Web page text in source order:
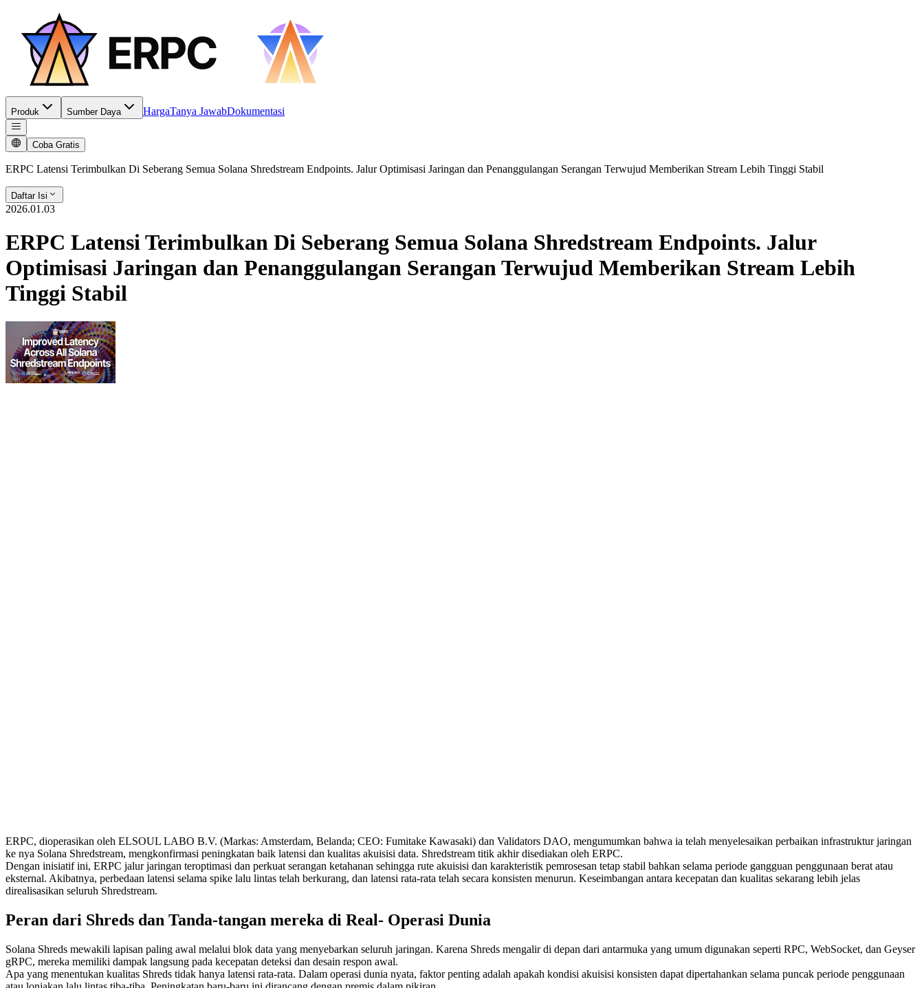
Produk Sumber Daya HargaTanya JawabDokumentasi
Coba Gratis
ERPC Latensi Terimbulkan Di Seberang Semua Solana Shredstream Endpoints. Jalur Optimisasi Jaringan dan Penanggulangan Serangan Terwujud Memberikan Stream Lebih Tinggi Stabil
Daftar Isi
2026.01.03
ERPC Latensi Terimbulkan Di Seberang Semua Solana Shredstream Endpoints. Jalur
Optimisasi Jaringan dan Penanggulangan Serangan Terwujud Memberikan Stream Lebih
Tinggi Stabil
ERPC, dioperasikan oleh ELSOUL LABO B.V. (Markas: Amsterdam, Belanda; CEO: Fumitake Kawasaki) dan Validators DAO, mengumumkan bahwa ia telah menyelesaikan perbaikan infrastruktur jaringan
ke nya Solana Shredstream, mengkonfirmasi peningkatan baik latensi dan kualitas akuisisi data. Shredstream titik akhir disediakan oleh ERPC.
Dengan inisiatif ini, ERPC jalur jaringan teroptimasi dan perkuat serangan ketahanan sehingga rute akuisisi dan karakteristik pemrosesan tetap stabil bahkan selama periode gangguan penggunaan berat atau
eksternal. Akibatnya, perbedaan latensi selama spike lalu lintas telah berkurang, dan latensi rata-rata telah secara konsisten menurun. Keseimbangan antara kecepatan dan kualitas sekarang lebih jelas
direalisasikan seluruh Shredstream.
Peran dari Shreds dan Tanda-tangan mereka di Real- Operasi Dunia
Solana Shreds mewakili lapisan paling awal melalui blok data yang menyebarkan seluruh jaringan. Karena Shreds mengalir di depan dari antarmuka yang umum digunakan seperti RPC, WebSocket, dan Geyser
gRPC, mereka memiliki dampak langsung pada kecepatan deteksi dan desain respon awal.
Apa yang menentukan kualitas Shreds tidak hanya latensi rata-rata. Dalam operasi dunia nyata, faktor penting adalah apakah kondisi akuisisi konsisten dapat dipertahankan selama puncak periode penggunaan